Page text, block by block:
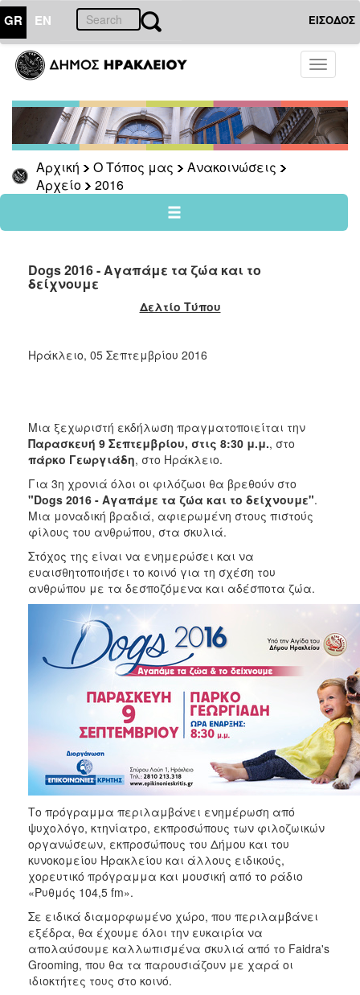
GR EN ΕΙΣΟΔΟΣ
Toggle
Αρχική Ο Τόπος μας
Ανακοινώσεις
Αρχείο
2016
ΤΟΠΟΣ
ΜΑΣ
Ανακοινώσεις
Αρχείο
2026
2025
2021
2018
2015
2012
2011
ΔΗΜΟΣ
ΠΟΛΙΤΙΣΜΟΣ
Dogs 2016 - Αγαπάμε τα ζώα και το
δείχνουμε
Δελτίο Τύπου
Ηράκλειο, 05 Σεπτεμβρίου 2016
Μια ξεχωριστή εκδήλωση πραγματοποιείται την
Παρασκευή 9 Σεπτεμβρίου, στις 8:30 μ.μ., στo
πάρκο Γεωργιάδη, στο Ηράκλειο.
Για 3η χρονιά όλοι οι φιλόζωοι θα βρεθούν στο
"Dogs 2016 - Αγαπάμε τα ζώα και το δείχνουμε".
Μια μοναδική βραδιά, αφιερωμένη στους πιστούς
φίλους του ανθρώπου, στα σκυλιά.
Στόχος της είναι να ενημερώσει και να
ευαισθητοποιήσει το κοινό για τη σχέση του
ανθρώπου με τα δεσποζόμενα και αδέσποτα ζώα.
Το πρόγραμμα περιλαμβάνει ενημέρωση από
ψυχολόγο, κτηνίατρο, εκπροσώπους των φιλοζωικών
οργανώσεων, εκπροσώπους του Δήμου και του
κυνοκομείου Ηρακλείου και άλλους ειδικούς,
χορευτικό πρόγραμμα και μουσική από το ράδιο
«Ρυθμός 104,5 fm».
Σε ειδικά διαμορφωμένο χώρο, που περιλαμβάνει
εξέδρα, θα έχουμε όλοι την ευκαιρία να
απολαύσουμε καλλωπισμένα σκυλιά από το Faidra's
Grooming, που θα τα παρουσιάζουν με χαρά οι
ιδιοκτήτες τους στο κοινό.